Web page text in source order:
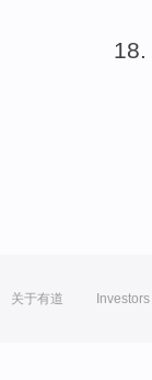
关于有道 Investors